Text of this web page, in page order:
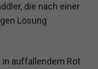
die nach einer
Lösung
auffallendem Rot